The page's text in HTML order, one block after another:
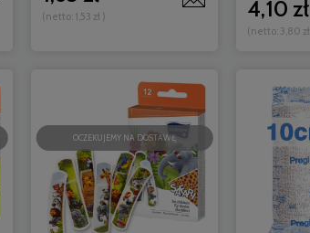
(netto: 1,53 zł ) 4,10 zł
(netto: 3,80 zł
OCZEKUJEMY NA DOSTAWĘ